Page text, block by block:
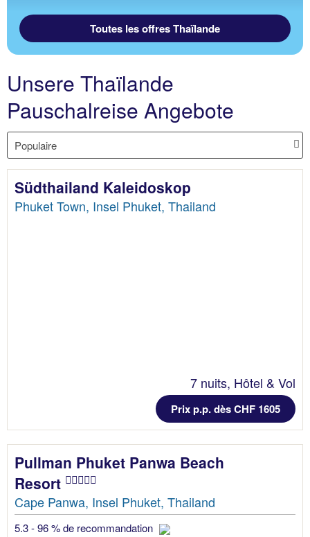
Toutes les offres Thaïlande
Unsere Thaïlande
Pauschalreise Angebote
Südthailand Kaleidoskop
Phuket Town, Insel Phuket, Thailand
7 nuits, Hôtel & Vol
Prix p.p. dès CHF 1605
Pullman Phuket Panwa Beach
Resort
Cape Panwa, Insel Phuket, Thailand
5.3 - 96 % de recommandation